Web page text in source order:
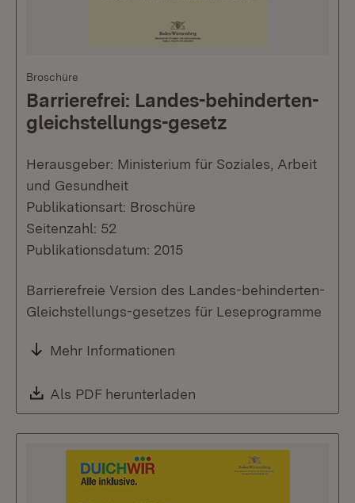
Broschüre
Barrierefrei: Landes-behinderten-
gleichstellungs-gesetz
Herausgeber: Ministerium für Soziales, Arbeit
und Gesundheit
Publikationsart: Broschüre
Seitenzahl: 52
Publikationsdatum: 2015
Barrierefreie Version des Landes-behinderten-
Gleichstellungs-gesetzes für Leseprogramme
Mehr Informationen
Download:
Als PDF herunterladen